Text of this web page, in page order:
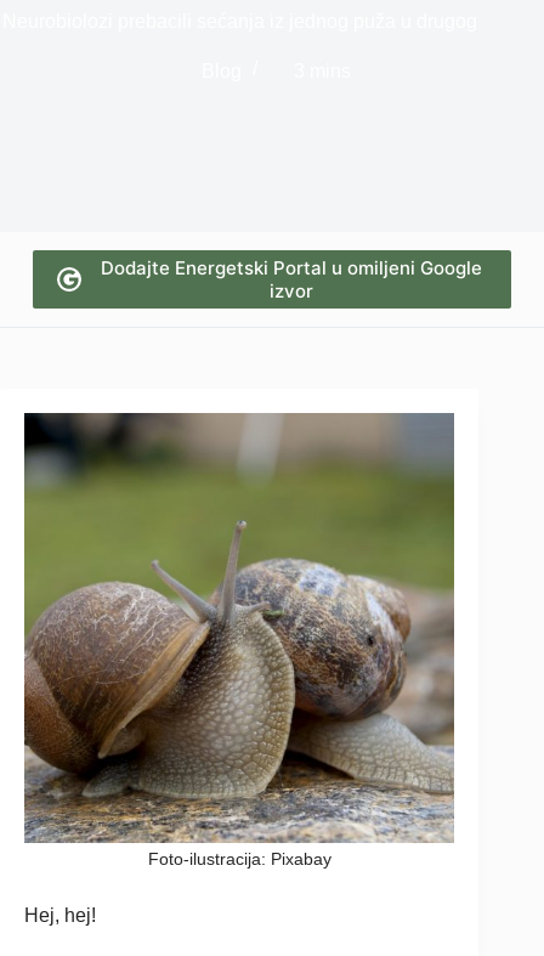
Dodajte Energetski Portal u omiljeni Google
izvor
Foto-ilustracija: Pixabay
Hej, hej!